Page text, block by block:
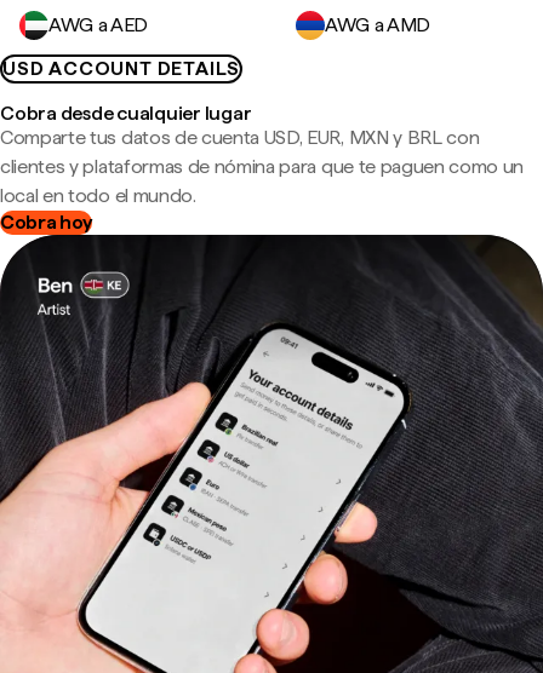
AWG a AED
AWG a AMD
USD ACCOUNT DETAILS
Cobra desde cualquier lugar
Comparte tus datos de cuenta USD, EUR, MXN y BRL con
clientes y plataformas de nómina para que te paguen como un
local en todo el mundo.
Cobra hoy